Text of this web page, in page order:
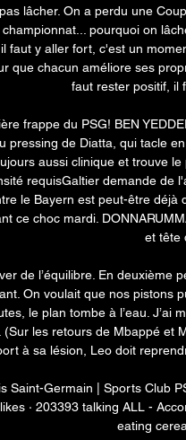
lâcher. On a perdu une
pourquoi on
faut y aller fort, c'est un
que chacun améliore ses
faut rester positif, il
frappe du PSG! BEN
pressing de Diatta, qui tacle
aussi clinique et trouve
requisGaltier demande de
le Bayern est peut-être
ce choc mardi.
et tête
de l’équilibre. En deuxième
On voulait que nos pistons
le plan tombe à l’eau. J’ai
(Sur les retours de Mbappé et
à sa lésion, Leo doit
Saint-Germain | Sports Club
· 203393 talking ALL -
eating